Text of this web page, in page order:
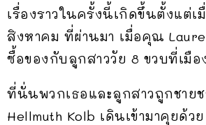
เรื่องราวในครั้งนี้เกิดขึ้นตั้งแต่เ
สิงหาคม ที่ผ่านมา เมื่อคุณ
ซื้อของกับลูกสาววัย 8 ขวบที่เมื
ที่นั่นพวกเธอและลูกสาวถูกชายช
Hellmuth Kolb เดินเข้ามาคุยด้ว